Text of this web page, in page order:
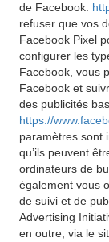
de Facebook:
refuser que vos
Facebook Pixel
configurer les
Facebook, vous
Facebook et
des publicités
https://
paramètres sont
qu’ils peuvent
ordinateurs de
également vous
de suivi et de
Advertising
en outre, via le